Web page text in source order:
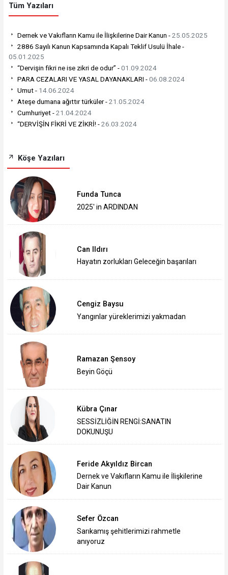
Tüm Yazıları
Dernek ve Vakıfların Kamu ile İlişkilerine Dair Kanun -25.05.2025
2886 Sayılı Kanun Kapsamında Kapalı Teklif Usulü İhale -
05.01.2025
“Dervişin fikri ne ise zikri de odur” -01.09.2024
PARA CEZALARI VE YASAL DAYANAKLARI -06.08.2024
Umut - 14.06.2024
Ateşe dumana ağıttır türküler -21.05.2024
Cumhuriyet -21.04.2024
“DERVİŞİN FİKRİ VE ZİKRİ! -26.03.2024
Köşe Yazıları
Funda Tunca
2025' in ARDINDAN
Can Ildırı
Hayatın zorlukları Geleceğin başarıları
Cengiz Baysu
Yangınlar yüreklerimizi yakmadan
Ramazan Şensoy
Beyin Göçü
Kübra Çınar
SESSİZLİĞİN RENGİ:SANATIN
DOKUNUŞU
Feride Akyıldız Bircan
Dernek ve Vakıfların Kamu ile İlişkilerine
Dair Kanun
Sefer Özcan
Sarıkamış şehitlerimizi rahmetle
anıyoruz